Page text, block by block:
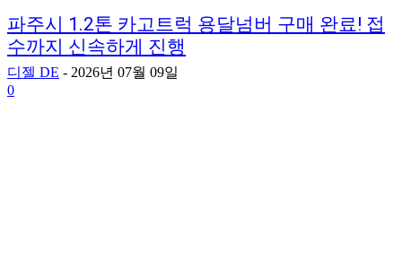
파주시 1.2톤 카고트럭 용달넘버 구매 완료! 접
수까지 신속하게 진행
디젤 DE - 2026년 07월 09일
0